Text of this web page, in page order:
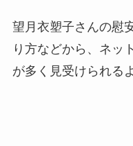
望月衣塑子さんの慰
り方などから、ネッ
が多く見受けられる